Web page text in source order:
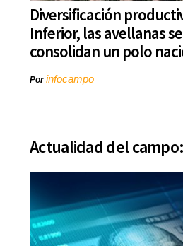
Diversificación
Inferior, las avellanas
consolidan un polo
Porinfocampo
Actualidad del campo: